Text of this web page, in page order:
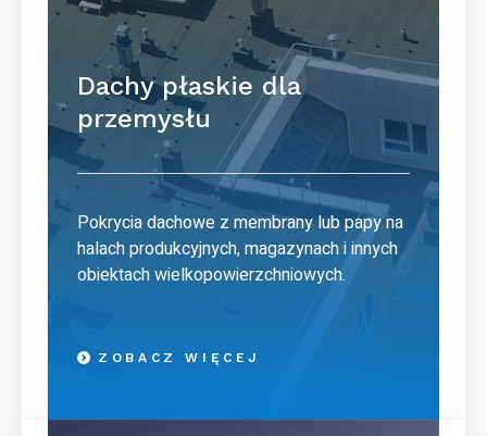
Dachy płaskie dla
przemysłu
Pokrycia dachowe z membrany lub papy na
halach produkcyjnych, magazynach i innych
obiektach wielkopowierzchniowych.
ZOBACZ WIĘCEJ